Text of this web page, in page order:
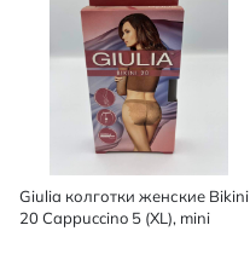
Giulia колготки женские Bikini
20 Cappuccino 5 (XL), mini